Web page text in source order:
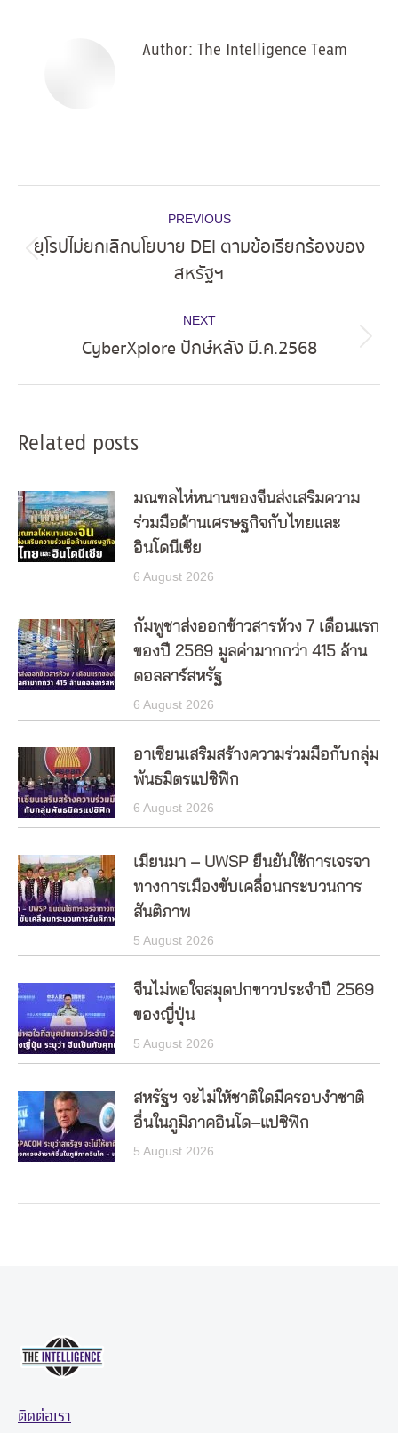
Author: The Intelligence Team
navigation
PREVIOUS
post:
ยุโรปไม่ยกเลิกนโยบาย DEI ตามข้อเรียกร้องของ
สหรัฐฯ
NEXT
Next
CyberXplore ปักษ์หลัง มี.ค.2568
Related posts
มณฑลไห่หนานของจีนส่งเสริมความ
ร่วมมือด้านเศรษฐกิจกับไทยและ
อินโดนีเซีย
6 August 2026
กัมพูชาส่งออกข้าวสารห้วง 7 เดือนแรก
ของปี 2569 มูลค่ามากกว่า 415 ล้าน
ดอลลาร์สหรัฐ
6 August 2026
อาเซียนเสริมสร้างความร่วมมือกับกลุ่ม
พันธมิตรแปซิฟิก
6 August 2026
เมียนมา – UWSP ยืนยันใช้การเจรจา
ทางการเมืองขับเคลื่อนกระบวนการ
สันติภาพ
5 August 2026
จีนไม่พอใจสมุดปกขาวประจำปี 2569
ของญี่ปุ่น
5 August 2026
สหรัฐฯ จะไม่ให้ชาติใดมีครอบงำชาติ
อื่นในภูมิภาคอินโด–แปซิฟิก
5 August 2026
ติดต่อเรา